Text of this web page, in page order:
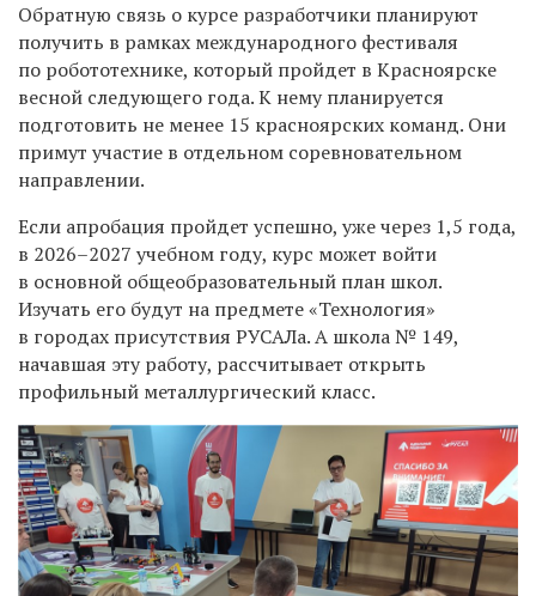
Обратную связь о курсе разработчики планируют
получить в рамках международного фестиваля
по робототехнике, который пройдет в Красноярске
весной следующего года. К нему планируется
подготовить не менее 15 красноярских команд. Они
примут участие в отдельном соревновательном
направлении.
Если апробация пройдет успешно, уже через 1,5 года,
в 2026–2027 учебном году, курс может войти
в основной общеобразовательный план школ.
Изучать его будут на предмете «Технология»
в городах присутствия РУСАЛа. А школа № 149,
начавшая эту работу, рассчитывает открыть
профильный металлургический класс.